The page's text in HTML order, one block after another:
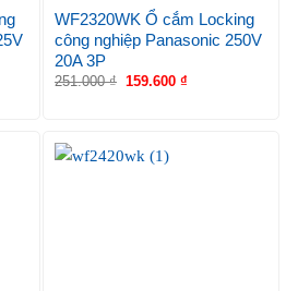
WF2320WK Ổ cắm Locking
công nghiệp Panasonic 250V
20A 3P
251.000₫ 159.600 ₫